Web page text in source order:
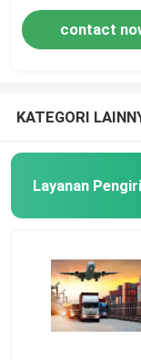
contact
KATEGORI